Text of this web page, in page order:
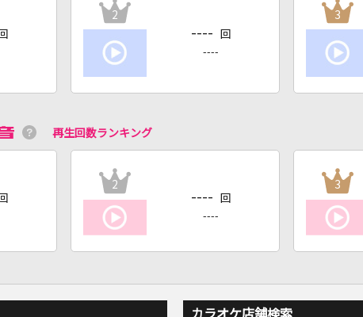
回
2
---- 回
----
3
再生回数ランキング
回
2
---- 回
----
3
カラオケ店舗検索